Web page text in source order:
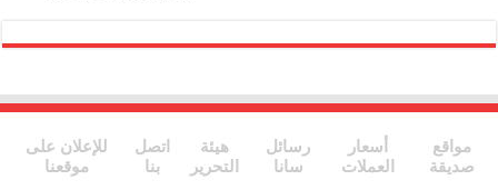
k
مواقع
صديقة
أسعار
العملات
رسائل
سانا
هيئة
التحرير
اتصل
بنا
للإعلان على
موقعنا